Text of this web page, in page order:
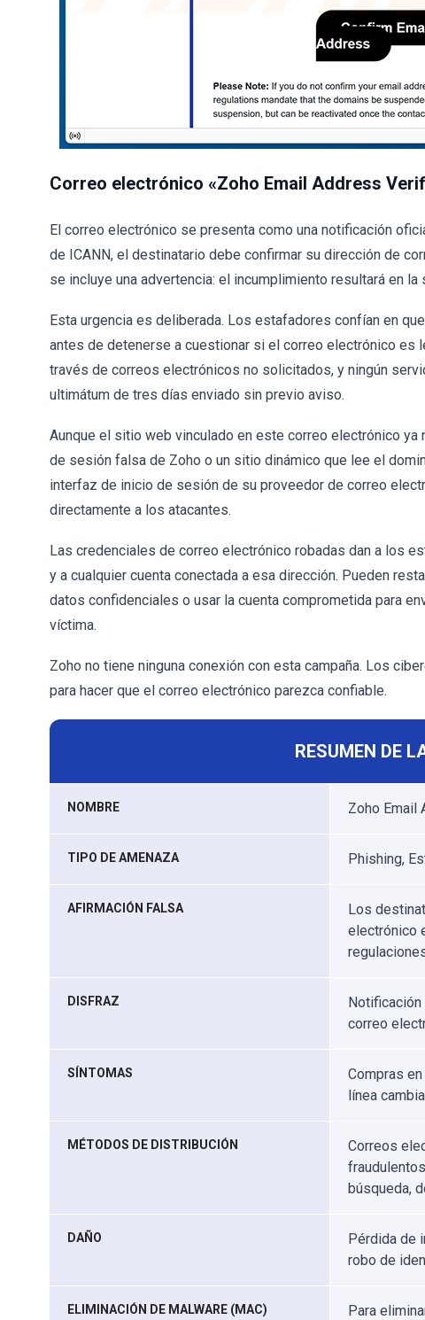
Correo electrónico «Zoho Email Address
El correo electrónico se presenta como una notificación
de ICANN, el destinatario debe confirmar su dirección de
se incluye una advertencia: el incumplimiento resultará en
Esta urgencia es deliberada. Los estafadores confían en
antes de detenerse a cuestionar si el correo electrónico
través de correos electrónicos no solicitados, y ningún
ultimátum de tres días enviado sin previo aviso.
Aunque el sitio web vinculado en este correo electrónico
de sesión falsa de Zoho o un sitio dinámico que lee el
interfaz de inicio de sesión de su proveedor de correo
directamente a los atacantes.
Las credenciales de correo electrónico robadas dan a los
y a cualquier cuenta conectada a esa dirección. Pueden
datos confidenciales o usar la cuenta comprometida para
víctima.
Zoho no tiene ninguna conexión con esta campaña. Los
para hacer que el correo electrónico parezca confiable.
RESUMEN DE
NOMBRE Zoho Email
TIPO DE AMENAZA Phishing,
AFIRMACIÓN FALSA
Los
electrónico
DISFRAZ
correo
SÍNTOMAS
Compras
línea
MÉTODOS DE DISTRIBUCIÓN
Correos
búsqueda,
DAÑO
Pérdida de
robo de
ELIMINACIÓN DE MALWARE (MAC)
Para